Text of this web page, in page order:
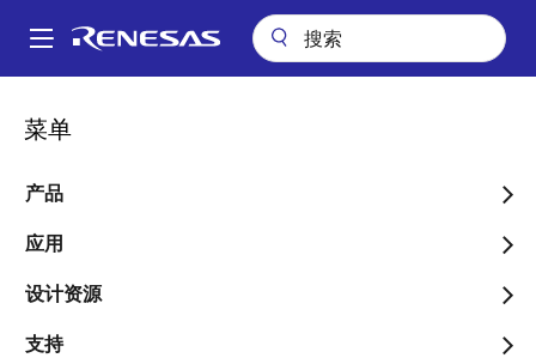
到
Main
菜单
产品
应用
设计资源
支持
面
包
屑
跳转至页面部分：